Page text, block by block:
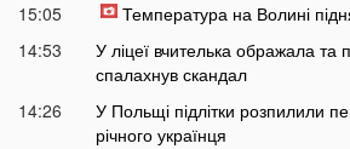
15:05
Температура на Волині
14:53
У ліцеї вчителька ображала та
спалахнув скандал
14:26
У Польщі підлітки розпилили
річного українця